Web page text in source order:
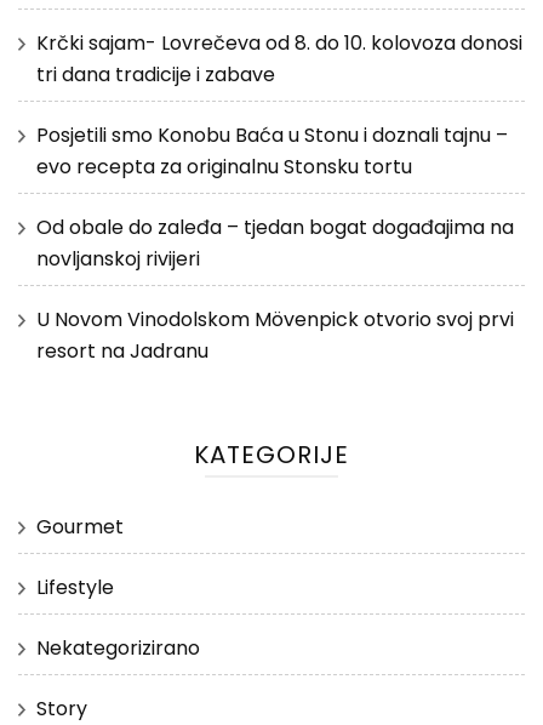
Krčki sajam- Lovrečeva od 8. do 10. kolovoza donosi
tri dana tradicije i zabave
Posjetili smo Konobu Baća u Stonu i doznali tajnu –
evo recepta za originalnu Stonsku tortu
Od obale do zaleđa – tjedan bogat događajima na
novljanskoj rivijeri
U Novom Vinodolskom Mövenpick otvorio svoj prvi
resort na Jadranu
KATEGORIJE
Gourmet
Lifestyle
Nekategorizirano
Story